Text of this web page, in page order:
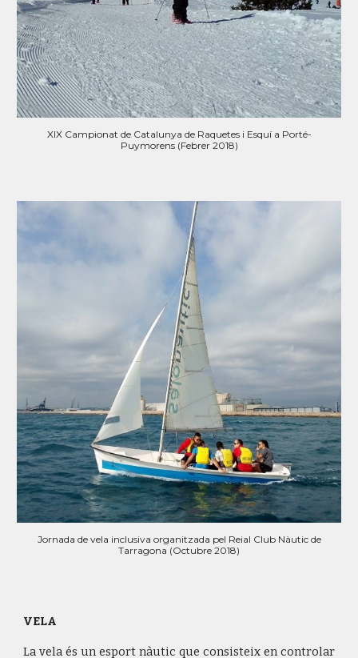
XIX Campionat de Catalunya de Raquetes i Esquí a Porté-
Puymorens (Febrer 2018)
Jornada de vela inclusiva organitzada pel Reial Club Nàutic de
Tarragona (Octubre 2018)
VELA
La vela és un esport nàutic que consisteix en controlar